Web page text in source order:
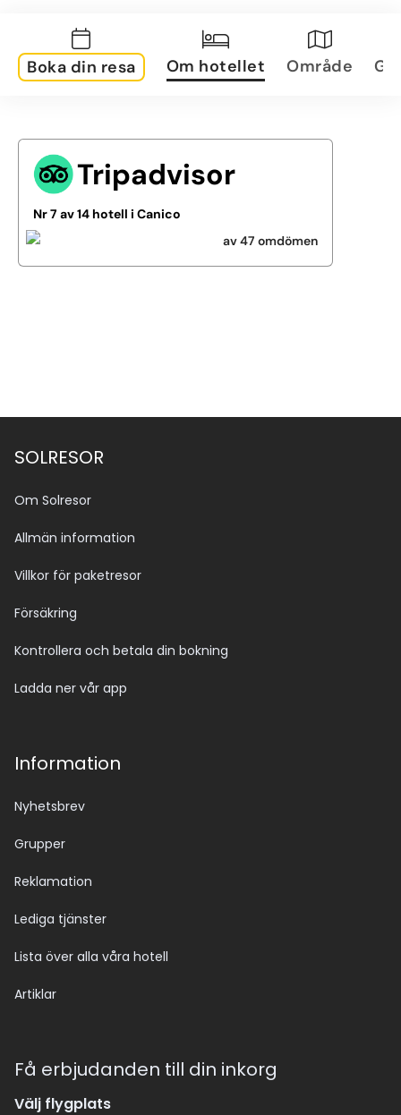
Boka din resa Om hotellet Område
Tripadvisor
Nr 7 av 14 hotell i Canico
av 47 omdömen
SOLRESOR
Om Solresor
Allmän information
Villkor för paketresor
Försäkring
Kontrollera och betala din bokning
Ladda ner vår app
Information
Nyhetsbrev
Grupper
Reklamation
Lediga tjänster
Lista över alla våra hotell
Artiklar
Få erbjudanden till din inkorg
Välj flygplats